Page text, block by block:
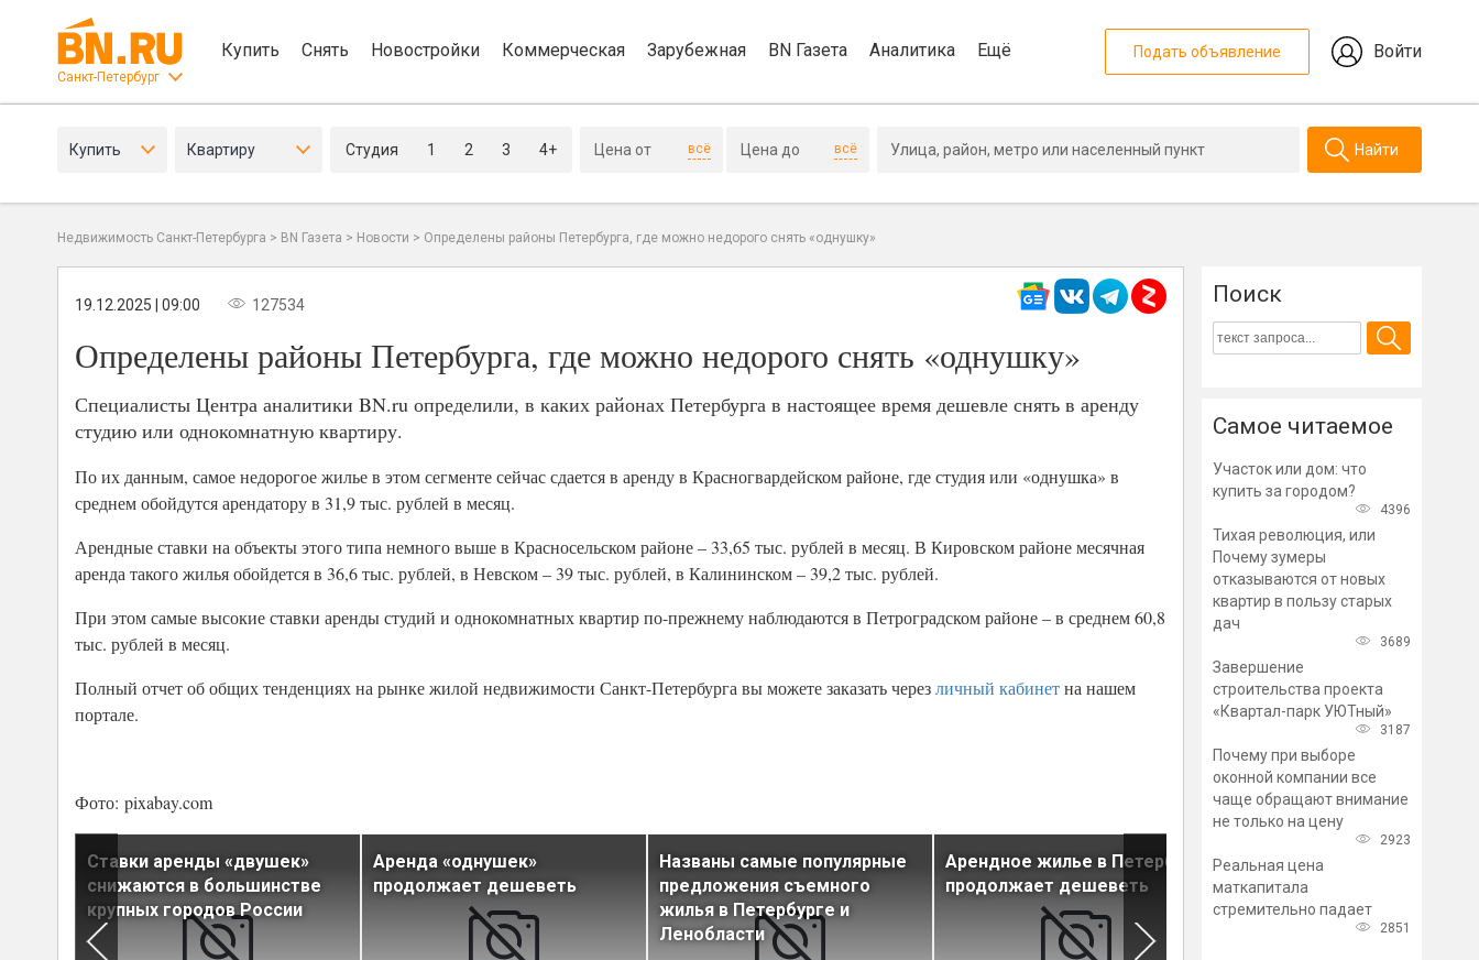
Санкт-Петербург
Купить Снять Новостройки Коммерческая Зарубежная BN Газета Аналитика Ещё Подать объявление Войти
Купить Квартиру Студия 1 2 3 4+ всё всё Найти
Недвижимость Санкт-Петербурга > BN Газета > Новости > Определены районы Петербурга, где можно недорого снять «однушку»
19.12.2025 | 09:00 127534
Определены районы Петербурга, где можно недорого снять «однушку»
Специалисты Центра аналитики BN.ru определили, в каких районах Петербурга в настоящее время дешевле снять в аренду
студию или однокомнатную квартиру.
По их данным, самое недорогое жилье в этом сегменте сейчас сдается в аренду в Красногвардейском районе, где студия или «однушка» в
среднем обойдутся арендатору в 31,9 тыс. рублей в месяц.
Арендные ставки на объекты этого типа немного выше в Красносельском районе – 33,65 тыс. рублей в месяц. В Кировском районе месячная
аренда такого жилья обойдется в 36,6 тыс. рублей, в Невском – 39 тыс. рублей, в Калининском – 39,2 тыс. рублей.
При этом самые высокие ставки аренды студий и однокомнатных квартир по-прежнему наблюдаются в Петроградском районе – в среднем 60,8
тыс. рублей в месяц.
Полный отчет об общих тенденциях на рынке жилой недвижимости Санкт-Петербурга вы можете заказать черезличный кабинетна нашем
портале.
Фото: pixabay.com
Ставки аренды «двушек»
снижаются в большинстве
крупных городов России
Аренда «однушек»
продолжает дешеветь
Названы самые популярные
предложения съемного
жилья в Петербурге и
Ленобласти
Арендное жилье в Петербурге
продолжает дешеветь
Названы районы
наибольшим предложением
съемного жилья
Поиск
Самое читаемое
Участок или дом: что
купить за городом?
4396
Тихая революция, или
Почему зумеры
отказываются от новых
квартир в пользу старых
дач
3689
Завершение
строительства проекта
«Квартал-парк УЮТный»
3187
Почему при выборе
оконной компании все
чаще обращают внимание
не только на цену
2923
Реальная цена
маткапитала
стремительно падает
2851